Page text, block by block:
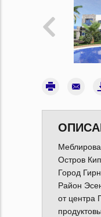
Остров
Город
Район
от центра